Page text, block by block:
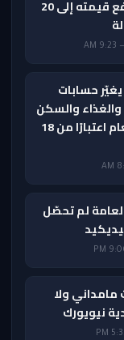
تأشيرة الزيارة» دائمًا وترفع قيمته إلى 20
حسابات
والسكن
قد تدخل تقييم العبء العام اعتبارًا من 18
لم تحصّل
ولا
نيويورك